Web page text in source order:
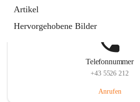
Artikel
Hervorgehobene Bilder
Telefonnummer
+43 5526 212
Anrufen